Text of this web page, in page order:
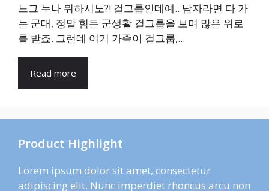
느그 누나 뭐하시노?! 걸그룹인데예.. 남자라면 다 가
는 군대, 정말 힘든 군생활 걸그룹을 보며 많은 위로
를 받죠. 그런데 여기 가족이 걸그룹,...
Read more
Product Highlight
Lorem ipsum dolor sit amet, consectetur
adipiscing elit. Nunc imperdiet rhoncus arcu non